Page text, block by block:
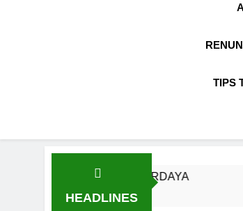
TIPS
HEADLINES
& BERDAYA